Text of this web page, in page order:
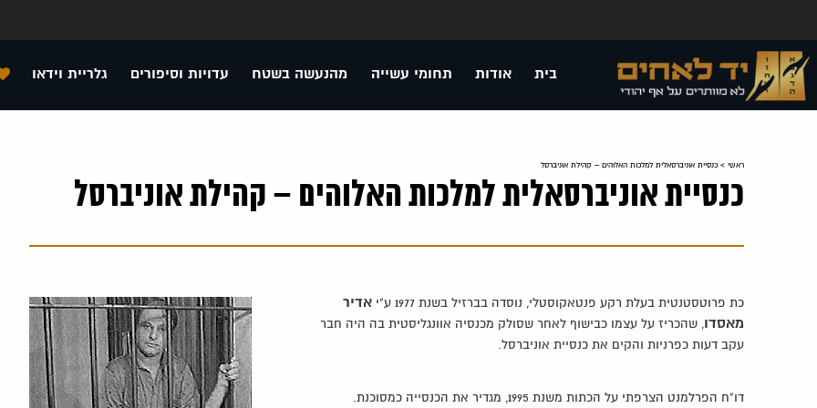
בית אודות תחומי עשייה מהנעשה בשטח עדויות וסיפורים גלריית וידאו
ראשי > כנסיית אוניברסאלית למלכות האלוהים – קהילת אוניברסל
כנסיית אוניברסאלית למלכות האלוהים – קהילת אוניברסל
כת פרוטסטנטית בעלת רקע פנטאקוסטלי, נוסדה בברזיל בשנת 1977 ע"י
אדיר
מאסדו, שהכריז על עצמו כבישוף לאחר שסולק מכנסיה אוונגליסטית בה היה חבר
עקב דעות כפרניות והקים את כנסיית אוניברסל.
דו"ח הפרלמנט הצרפתי על הכתות משנת 1995, מגדיר את הכנסייה כמסוכנת.